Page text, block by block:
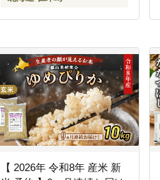
【 2026年 令和8年 産米 新